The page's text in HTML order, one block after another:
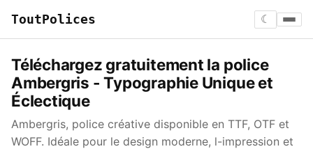
ToutPolices ☾
Téléchargez gratuitement la police
Ambergris - Typographie Unique et
Éclectique
Ambergris, police créative disponible en TTF, OTF et
WOFF. Idéale pour le design moderne, l-impression et